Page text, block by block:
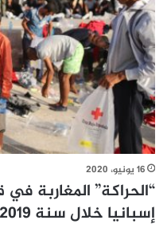
16 يونيو، 2020
“الحراكة” المغاربة
إسبانيا خلال سنة 2019